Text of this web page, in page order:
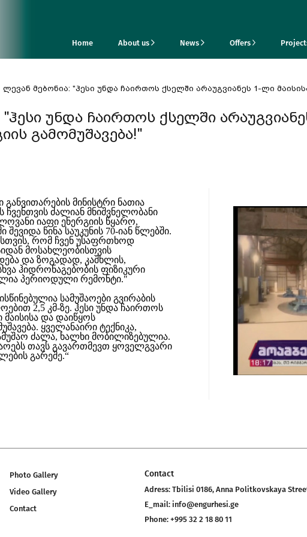
Home About us News Offers
ლევან მებონია: "ჰესი უნდა ჩაირთოს ქსელში არაუგვიანეს 1-ლი
"ჰესი უნდა ჩაირთოს ქსელში
გამომუშავება!"
მინისტრი ნათია
ჩვენთვის ძალიან მნიშვნელობანი
იაფი ენერგიის წყარო,
წინა საუკუნის 70-იან წლებში.
რომ ჩვენ უსაფრთხოდ
მოსახლეობისთვის
და ზოგადად, კაშხლის,
ჰიდრონაგებობის ფიზიკური
პერიოდული რემონტი."
სამუშაოები გვირაბის
2,5 კმ-ზე. ჰესი უნდა ჩაირთოს
მაისისა და დაიწყოს
ყველანაირი ტექნიკა,
ძალა, ხალხი მობილიზებულია.
თავს გავართმევთ ყოველგვარი
გარეშე.“
Photo Gallery
Video Gallery
Contact
Contact
Adress: Tbilisi 0186, Anna Politkovskaya
E_mail: info@engurhesi.ge
Phone: +995 32 2 18 80 11